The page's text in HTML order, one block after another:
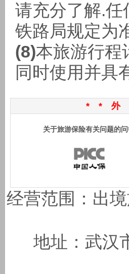
请充分了解.
铁路局规定为
(8)本旅游行程
同时使用并具
**外
关于旅游保险有关问题的
经营范围：出
地址：武汉